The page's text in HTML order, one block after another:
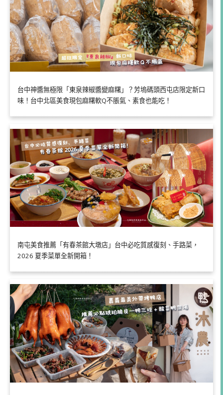
台中神醬無極限「東泉辣椒醬變麻糬」？芳塢碼頭西屯店限定新口
味！台中北區美食現包麻糬軟Q不脹氣、素食也能吃！
南屯美食推薦「有春茶館大墩店」台中必吃質感復刻、手路菜，
2026 夏季菜單全新開箱！